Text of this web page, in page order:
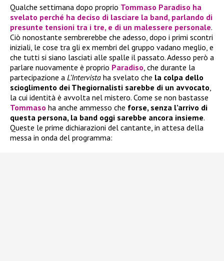
Qualche settimana dopo proprio Tommaso Paradiso ha
svelato perché ha deciso di lasciare la band, parlando di
presunte tensioni tra i tre, e di un malessere personale.
Ciò nonostante sembrerebbe che adesso, dopo i primi scontri
iniziali, le cose tra gli ex membri del gruppo vadano meglio, e
che tutti si siano lasciati alle spalle il passato. Adesso però a
parlare nuovamente è proprio Paradiso, che durante la
partecipazione a L’Intervista ha svelato che la colpa dello
scioglimento dei Thegiornalisti sarebbe di un avvocato,
la cui identità è avvolta nel mistero. Come se non bastasse
Tommaso ha anche ammesso che forse, senza l’arrivo di
questa persona, la band oggi sarebbe ancora insieme.
Queste le prime dichiarazioni del cantante, in attesa della
messa in onda del programma: